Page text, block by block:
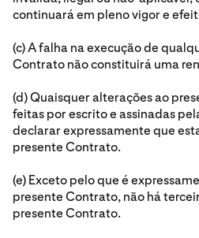
continuará em pleno vigor e
(c) A falha na execução de
Contrato não constituirá uma
(d) Quaisquer alterações ao
feitas por escrito e assinadas
declarar expressamente que
presente Contrato.
(e) Exceto pelo que é
presente Contrato, não há
presente Contrato.